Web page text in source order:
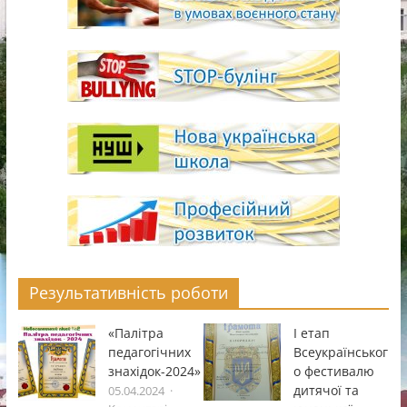
Результативність роботи
«Палітра
педагогічних
знахідок-2024»
05.04.2024
І етап
Всеукраïнськог
о фестивалю
дитячоï та